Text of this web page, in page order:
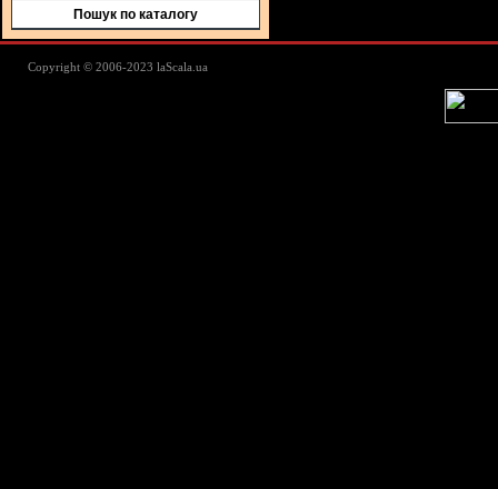
Пошук по каталогу
Copyright © 2006-2023 laScala.ua